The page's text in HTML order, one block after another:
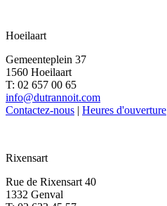
Hoeilaart
Gemeenteplein 37
1560 Hoeilaart
T: 02 657 00 65
info@dutrannoit.com
Contactez-nous | Heures d'ouverture
Rixensart
Rue de Rixensart 40
1332 Genval